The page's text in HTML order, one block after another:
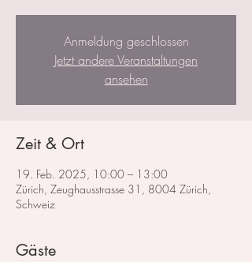
Anmeldung geschlossen
Jetzt andere Veranstaltungen
ansehen
Zeit & Ort
19. Feb. 2025, 10:00 – 13:00
Zürich, Zeughausstrasse 31, 8004 Zürich,
Schweiz
Gäste